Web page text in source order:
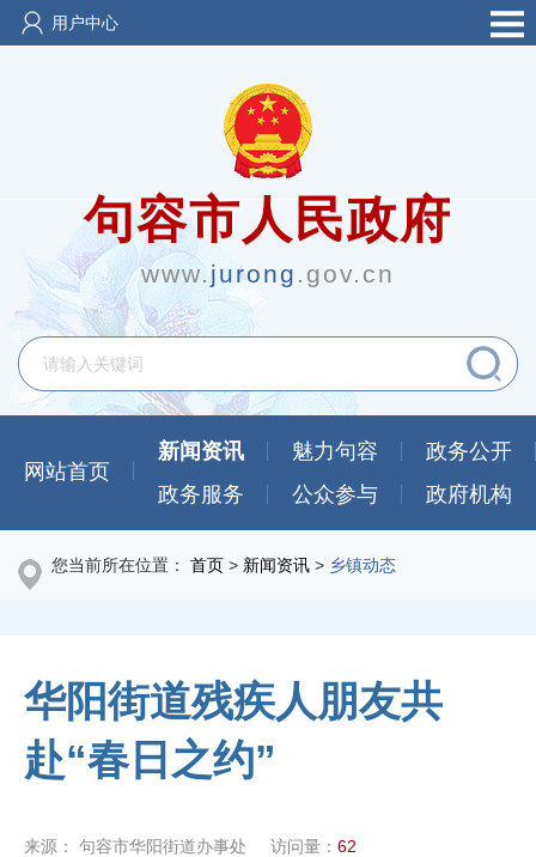
用户中心
句容市人民政府
www.jurong .gov.cn
网站首页
新闻资讯 魅力句容
政务公开
政务服务
公众参与 政府机构
您当前所在位置： 首页 > 新闻资讯 > 乡镇动态
华阳街道残疾人朋友共
赴“春日之约”
来源： 句容市华阳街道办事处 访问量： 62